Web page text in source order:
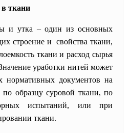
ткани
и утка – один из основных
строение и свойства ткани,
ткани и расход сырья
уработки нитей может
нормативных документов на
по образцу суровой ткани, по
испытаний, или при
ткани.